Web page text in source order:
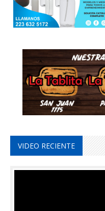
VIDEO RECIENTE